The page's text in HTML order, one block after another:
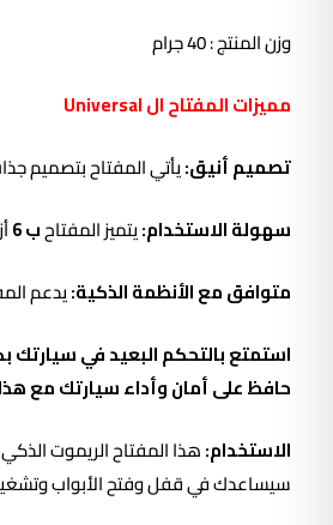
وزن المنتج : 40 جرام
مميزات المفتاحالUniversal
تصميم أنيق:يأتي المفتاح بتصميم
سهولة الاستخدام:يتميز المفتاحب 6
متوافق مع الأنظمة الذكية:يدعم
حافظ على أمان وأداء سيارتك مع
الاستخدام:هذا المفتاح الريموت الذكي
سيساعدك في قفل وفتح الأبواب